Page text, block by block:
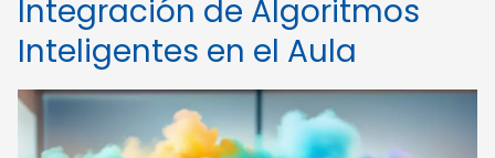
Integración de Algoritmos
Inteligentes en el Aula